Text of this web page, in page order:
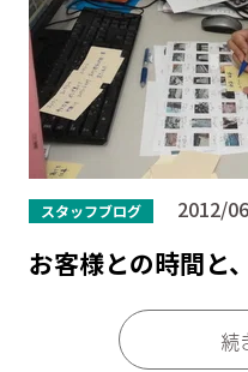
スタッフブログ 2012/
お客様との時間と
続